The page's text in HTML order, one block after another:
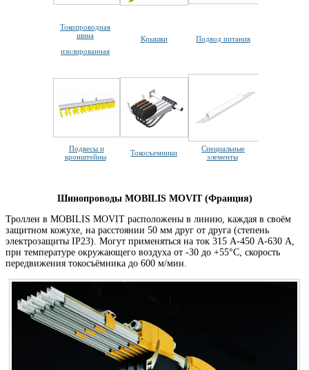
Токопроводная
шина
изолированная
Крышки Подвод питания
Подвесы и
кронштейны
Токосъемники
Специальные
элементы
Шинопроводы MOBILIS MOVIT (Франция)
Троллеи в MOBILIS MOVIT расположены в линию, каждая в своём
защитном кожухе, на расстоянии 50 мм друг от друга (степень
электрозащиты IP23). Могут применяться на ток 315 А-450 А-630 А,
при температуре окружающего воздуха от -30 до +55°С, скорость
передвижения токосъёмника до 600 м/мин.